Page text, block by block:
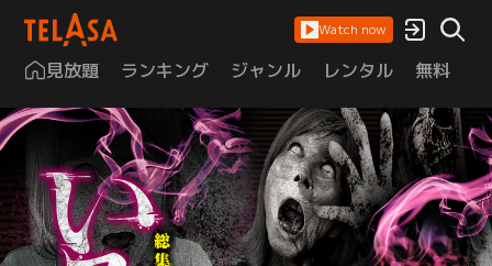
Watch now
見放題 ランキング ジャンル レンタル 無料